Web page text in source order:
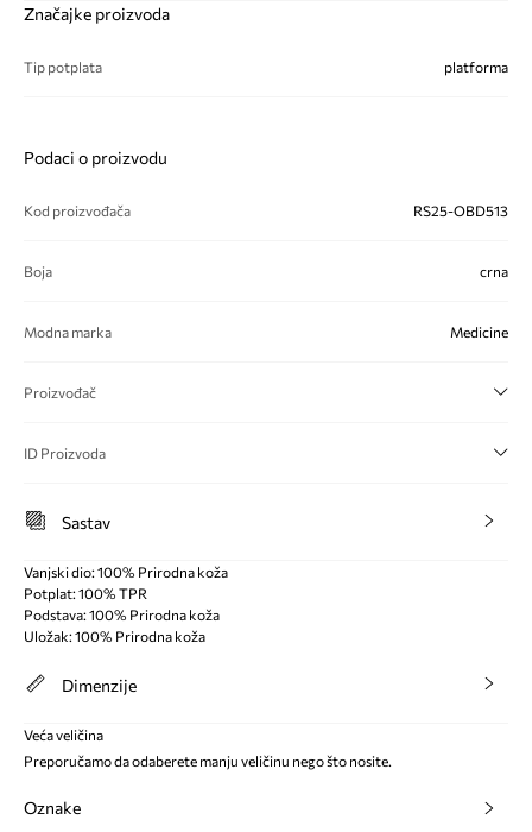
Značajke proizvoda
Tip potplata platforma
Podaci o proizvodu
Kod proizvođača RS25-OBD513
Boja crna
Modna marka Medicine
Proizvođač
ID Proizvoda
Sastav
Vanjski dio: 100% Prirodna koža
Potplat: 100% TPR
Podstava: 100% Prirodna koža
Uložak: 100% Prirodna koža
Dimenzije
Veća veličina
Preporučamo da odaberete manju veličinu nego što nosite.
Oznake